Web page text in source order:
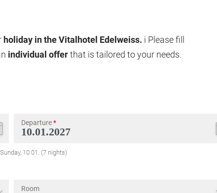
holiday in the Vitalhotel Edelweiss. i Please fill
individual offerthat is tailored to your needs.
Departure*
Sunday, 10.01. (7 nights)
Room